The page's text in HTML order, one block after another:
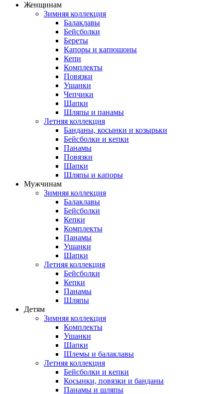
Женщинам
Зимняя коллекция
Балаклавы
Бейсболки
Береты
Капоры и капюшоны
Кепи
Комплекты
Повязки
Ушанки
Чепчики
Шапки
Шляпы и панамы
Летняя коллекция
Банданы, косынки и козырьки
Бейсболки и кепки
Панамы
Повязки
Шапки
Шляпы и капоры
Мужчинам
Зимняя коллекция
Балаклавы
Бейсболки
Кепки
Комплекты
Панамы
Ушанки
Шапки
Летняя коллекция
Бейсболки
Кепки
Панамы
Шляпы
Детям
Зимняя коллекция
Комплекты
Ушанки
Шапки
Шлемы и балаклавы
Летняя коллекция
Бейсболки и кепки
Косынки, повязки и банданы
Панамы и шляпы